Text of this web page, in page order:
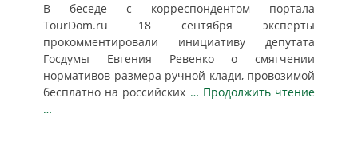
В беседе с корреспондентом портала
TourDom.ru 18 сентября эксперты
прокомментировали инициативу депутата
Госдумы Евгения Ревенко о смягчении
нормативов размера ручной клади, провозимой
бесплатно на российских … Продолжить чтение
…